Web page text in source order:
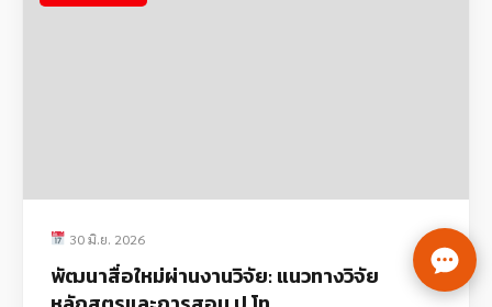
30 มิ.ย. 2026
พัฒนาสื่อใหม่ผ่านงานวิจัย: แนวทางวิจัย